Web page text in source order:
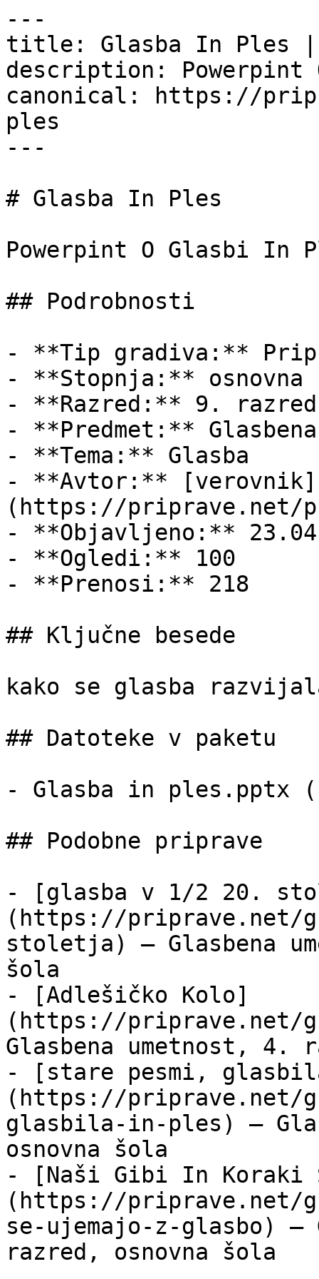
---
title: Glasba In Ples |
description: Powerpint
canonical: https://
ples
---
# Glasba In Ples
Powerpint O Glasbi In
## Podrobnosti
- **Tip gradiva:**
- **Stopnja:** osnovna
- **Razred:** 9. razred
- **Predmet:**
- **Tema:** Glasba
- **Avtor:** [verovnik]
(https://priprave.net/
- **Objavljeno:**
- **Ogledi:** 100
- **Prenosi:** 218
## Ključne besede
kako se glasba
## Datoteke v paketu
- Glasba in ples.pptx
## Podobne priprave
- [glasba v 1/2 20.
(https://priprave.net/
stoletja) — Glasbena
šola
- [Adlešičko Kolo]
(https://priprave.net/
Glasbena umetnost, 4.
- [stare pesmi,
(https://priprave.net/
glasbila-in-ples) —
osnovna šola
- [Naši Gibi In Koraki
(https://priprave.net/
se-ujemajo-z-glasbo) —
razred, osnovna šola